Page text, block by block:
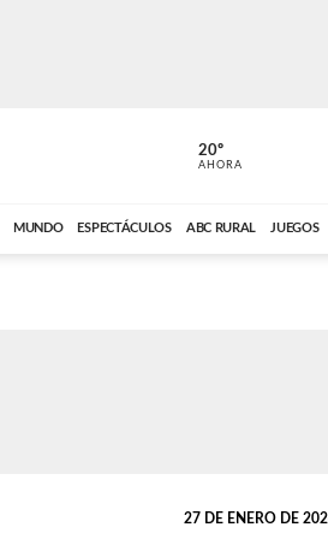
ABC CARDINAL
20º
AHORA
MUNDO ESPECTÁCULOS ABC RURAL JUEGOS
27 DE ENERO DE